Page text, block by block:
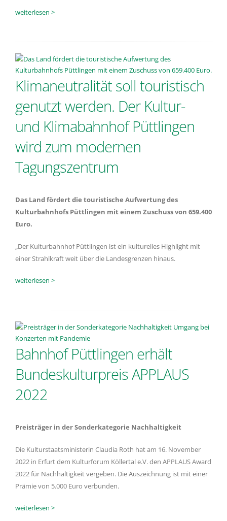
weiterlesen >
Klimaneutralität soll touristisch
genutzt werden. Der Kultur-
und Klimabahnhof Püttlingen
wird zum modernen
Tagungszentrum
Das Land fördert die touristische Aufwertung des
Kulturbahnhofs Püttlingen mit einem Zuschuss von 659.400
Euro.
„Der Kulturbahnhof Püttlingen ist ein kulturelles Highlight mit
einer Strahlkraft weit über die Landesgrenzen hinaus.
weiterlesen >
Bahnhof Püttlingen erhält
Bundeskulturpreis APPLAUS
2022
Preisträger in der Sonderkategorie Nachhaltigkeit
Die Kulturstaatsministerin Claudia Roth hat am 16. November
2022 in Erfurt dem Kulturforum Köllertal e.V. den APPLAUS Award
2022 für Nachhaltigkeit vergeben. Die Auszeichnung ist mit einer
Prämie von 5.000 Euro verbunden.
weiterlesen >